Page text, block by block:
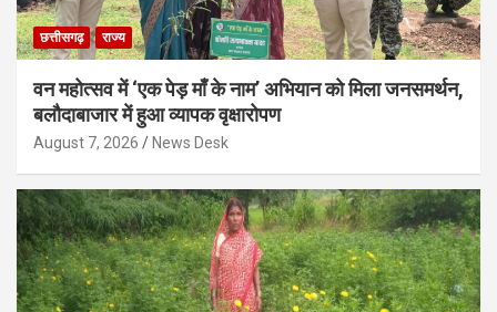
छत्तीसगढ़ राज्य
वन महोत्सव में ‘एक पेड़ माँ के नाम’ अभियान को मिला जनसमर्थन,
बलौदाबाजार में हुआ व्यापक वृक्षारोपण
August 7, 2026 News Desk